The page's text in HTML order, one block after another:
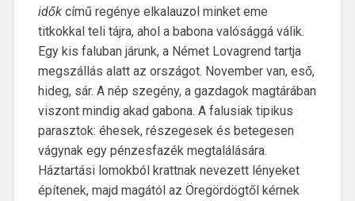
idők című regénye elkalauzol minket eme
titkokkal teli tájra, ahol a babona valósággá válik.
Egy kis faluban járunk, a Német Lovagrend tartja
megszállás alatt az országot. November van, eső,
hideg, sár. A nép szegény, a gazdagok magtárában
viszont mindig akad gabona. A falusiak tipikus
parasztok: éhesek, részegesek és betegesen
vágynak egy pénzesfazék megtalálására.
Háztartási lomokból krattnak nevezett lényeket
építenek, majd magától az Öregördögtől kérnek